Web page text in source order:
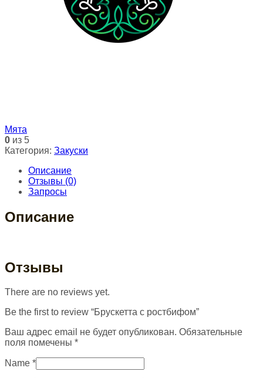
Мята
0 из 5
Категория: Закуски
Описание
Отзывы (0)
Запросы
Описание
Отзывы
There are no reviews yet.
Be the first to review “Брускетта с ростбифом”
Ваш адрес email не будет опубликован. Обязательные
поля помечены *
Name *